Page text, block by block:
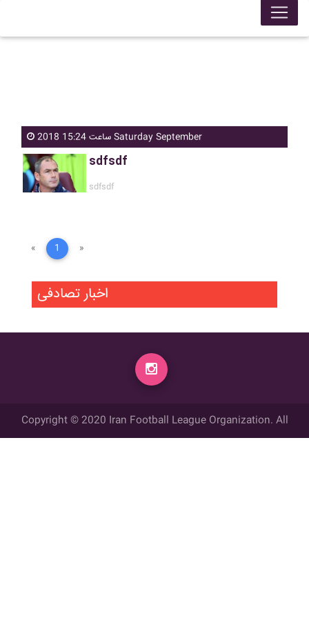
ساعت 15:24 2018 Saturday September
sdfsdf
sdfsdf
« 1 »
اخبار تصادفی
Copyright © 2020 Iran Football League Organization. All